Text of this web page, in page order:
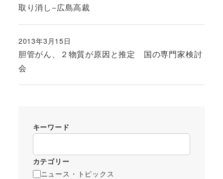
取り消し−広島高裁
胆管がん、２物質が原因と推定 国の専門家検討
会
投稿日
2013年3月15日
キーワード
カテゴリー
ニュース・トピックス